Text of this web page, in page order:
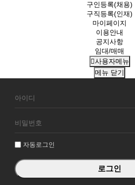
구인등록(채용)
구직등록(인재)
마이페이지
이용안내
공지사항
임대/매매
사용자메뉴
메뉴 닫기
원
그
자동로그인